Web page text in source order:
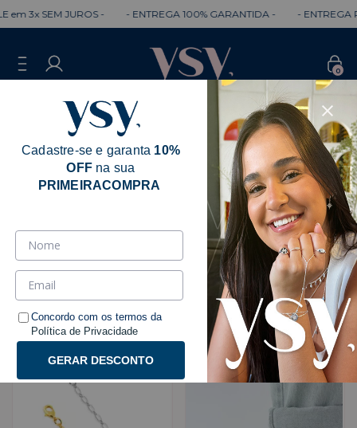
3x SEM JUROS - - ENTREGA 100% GARANTIDA - - ENTREGA
0
Tornozeleira Prata
Filtrar
Cadastre-se e garanta 10%
OFF na sua
PRIMEIRACOMPRA
Concordo com os termos da
Política de Privacidade
GERAR DESCONTO